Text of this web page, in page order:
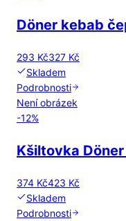
Döner kebab
293 Kč327 Kč
Skladem
Podrobnosti
Není obrázek
-12%
Kšiltovka
374 Kč423 Kč
Skladem
Podrobnosti